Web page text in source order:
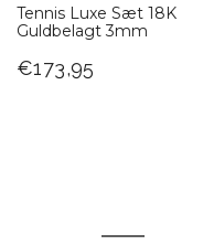
Tennis Luxe Sæt 18K
Guldbelagt 3mm
€173,95